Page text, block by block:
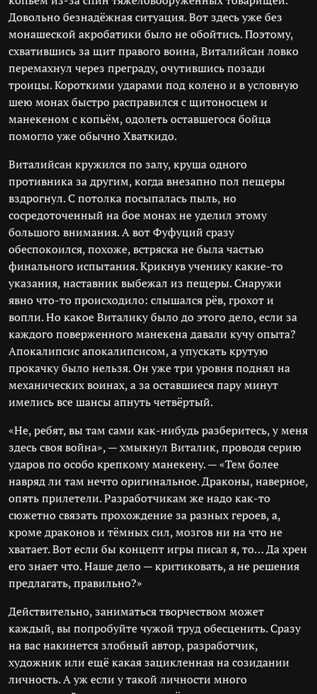
Довольно безнадёжная ситуация. Вот здесь уже без
монашеской акробатики было не обойтись. Поэтому,
схватившись за щит правого воина, Виталийсан ловко
перемахнул через преграду, очутившись позади
троицы. Короткими ударами под колено и в условную
шею монах быстро расправился с щитоносцем и
манекеном с копьём, одолеть оставшегося бойца
помогло уже обычно Хваткидо.
Виталийсан кружился по залу, круша одного
противника за другим, когда внезапно пол пещеры
вздрогнул. С потолка посыпалась пыль, но
сосредоточенный на бое монах не уделил этому
большого внимания. А вот Фуфуций сразу
обеспокоился, похоже, встряска не была частью
финального испытания. Крикнув ученику какие-то
указания, наставник выбежал из пещеры. Снаружи
явно что-то происходило: слышался рёв, грохот и
вопли. Но какое Виталику было до этого дело, если за
каждого поверженного манекена давали кучу опыта?
Апокалипсис апокалипсисом, а упускать крутую
прокачку было нельзя. Он уже три уровня поднял на
механических воинах, а за оставшиеся пару минут
имелись все шансы апнуть четвёртый.
«Не, ребят, вы там сами как-нибудь разберитесь, у меня
здесь своя война», — хмыкнул Виталик, проводя серию
ударов по особо крепкому манекену. — «Тем более
навряд ли там нечто оригинальное. Драконы, наверное,
опять прилетели. Разработчикам же надо как-то
сюжетно связать прохождение за разных героев, а,
кроме драконов и тёмных сил, мозгов ни на что не
хватает. Вот если бы концепт игры писал я, то… Да хрен
его знает что. Наше дело — критиковать, а не решения
предлагать, правильно?»
Действительно, заниматься творчеством может
каждый, вы попробуйте чужой труд обесценить. Сразу
на вас накинется злобный автор, разработчик,
художник или ещё какая зацикленная на созидании
личность. А уж если у такой личности много